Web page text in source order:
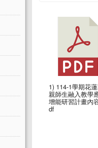
1) 114-1學期花
親師生融入教學
增能研習計畫內
df